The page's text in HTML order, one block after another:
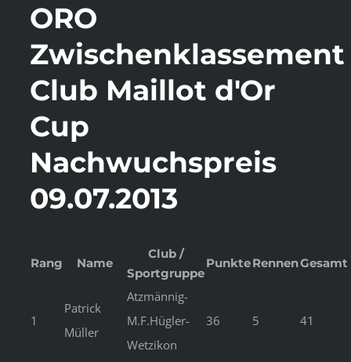
ORO
Zwischenklassement
Club Maillot d'Or
Cup
Nachwuchspreis
09.07.2013
Rang Name
Club /
Sportgruppe
PunkteRennenGesamt
1
Patrick
Müller
Atzmännig-
M.F.Hügler-
Wetzikon
36 5 41